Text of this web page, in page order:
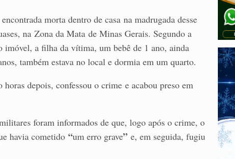
morta dentro de casa na madrugada desse
na Zona da Mata de Minas Gerais. Segundo a
a filha da vítima, um bebê de 1 ano, ainda
também estava no local e dormia em um quarto.
depois, confessou o crime e acabou preso em
foram informados de que, logo após o crime, o
havia cometido “um erro grave” e, em seguida, fugiu